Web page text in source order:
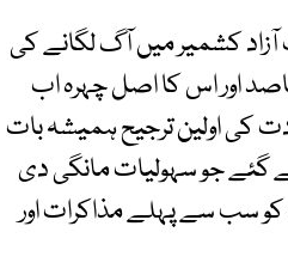
کشمیر میں آگ لگانے کی
اور اس کا اصل چہرہ اب
کی اولین ترجیح ہمیشہ بات
گئے جو سہولیات مانگی دی
سب سے پہلے مذاکرات اور